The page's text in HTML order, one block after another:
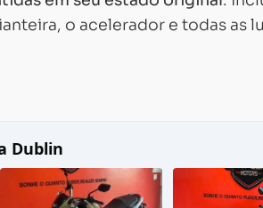
o acelerador e todas as